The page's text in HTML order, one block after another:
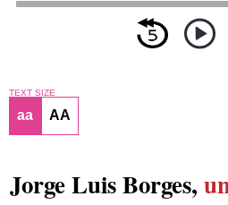
TEXT SIZE
aa AA
Jorge Luis Borges,